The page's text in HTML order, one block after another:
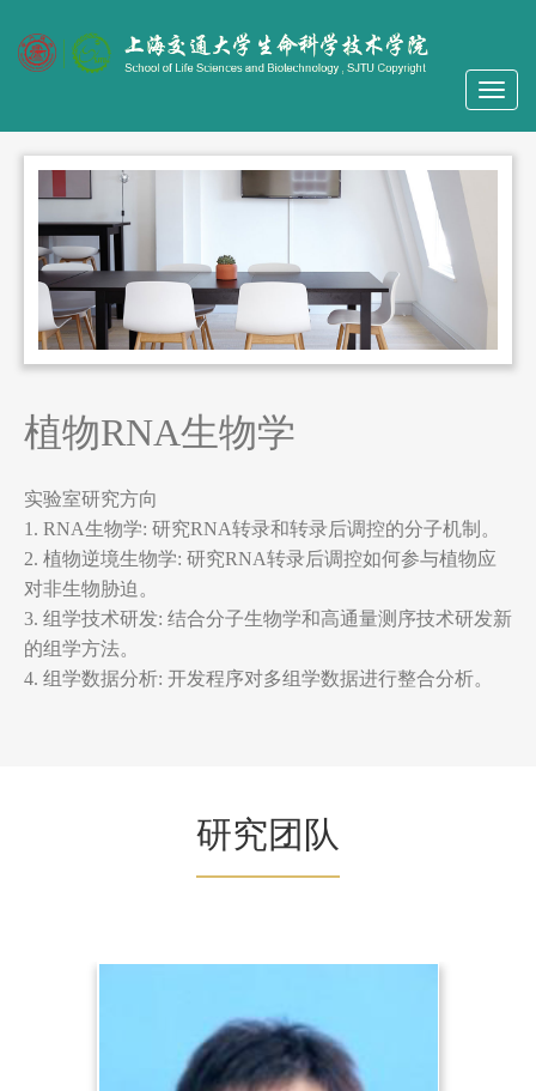
植物RNA生物学
实验室研究方向
1. RNA生物学: 研究RNA转录和转录后调控的分子机制。
2. 植物逆境生物学: 研究RNA转录后调控如何参与植物应
对非生物胁迫。
3. 组学技术研发: 结合分子生物学和高通量测序技术研发新
的组学方法。
4. 组学数据分析: 开发程序对多组学数据进行整合分析。
研究团队